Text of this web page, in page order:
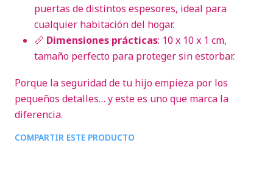
puertas de distintos espesores, ideal para
cualquier habitación del hogar.
📏 Dimensiones prácticas: 10 x 10 x 1 cm,
tamaño perfecto para proteger sin estorbar.
Porque la seguridad de tu hijo empieza por los
pequeños detalles… y este es uno que marca la
diferencia.
COMPARTIR ESTE PRODUCTO